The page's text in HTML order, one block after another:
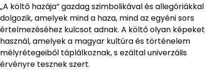
„A költő hazája” gazdag szimbolikával és allegóriákkal
dolgozik, amelyek mind a haza, mind az egyéni sors
értelmezéséhez kulcsot adnak. A költő olyan képeket
használ, amelyek a magyar kultúra és történelem
mélyrétegeiből táplálkoznak, s ezáltal univerzális
érvényre tesznek szert.